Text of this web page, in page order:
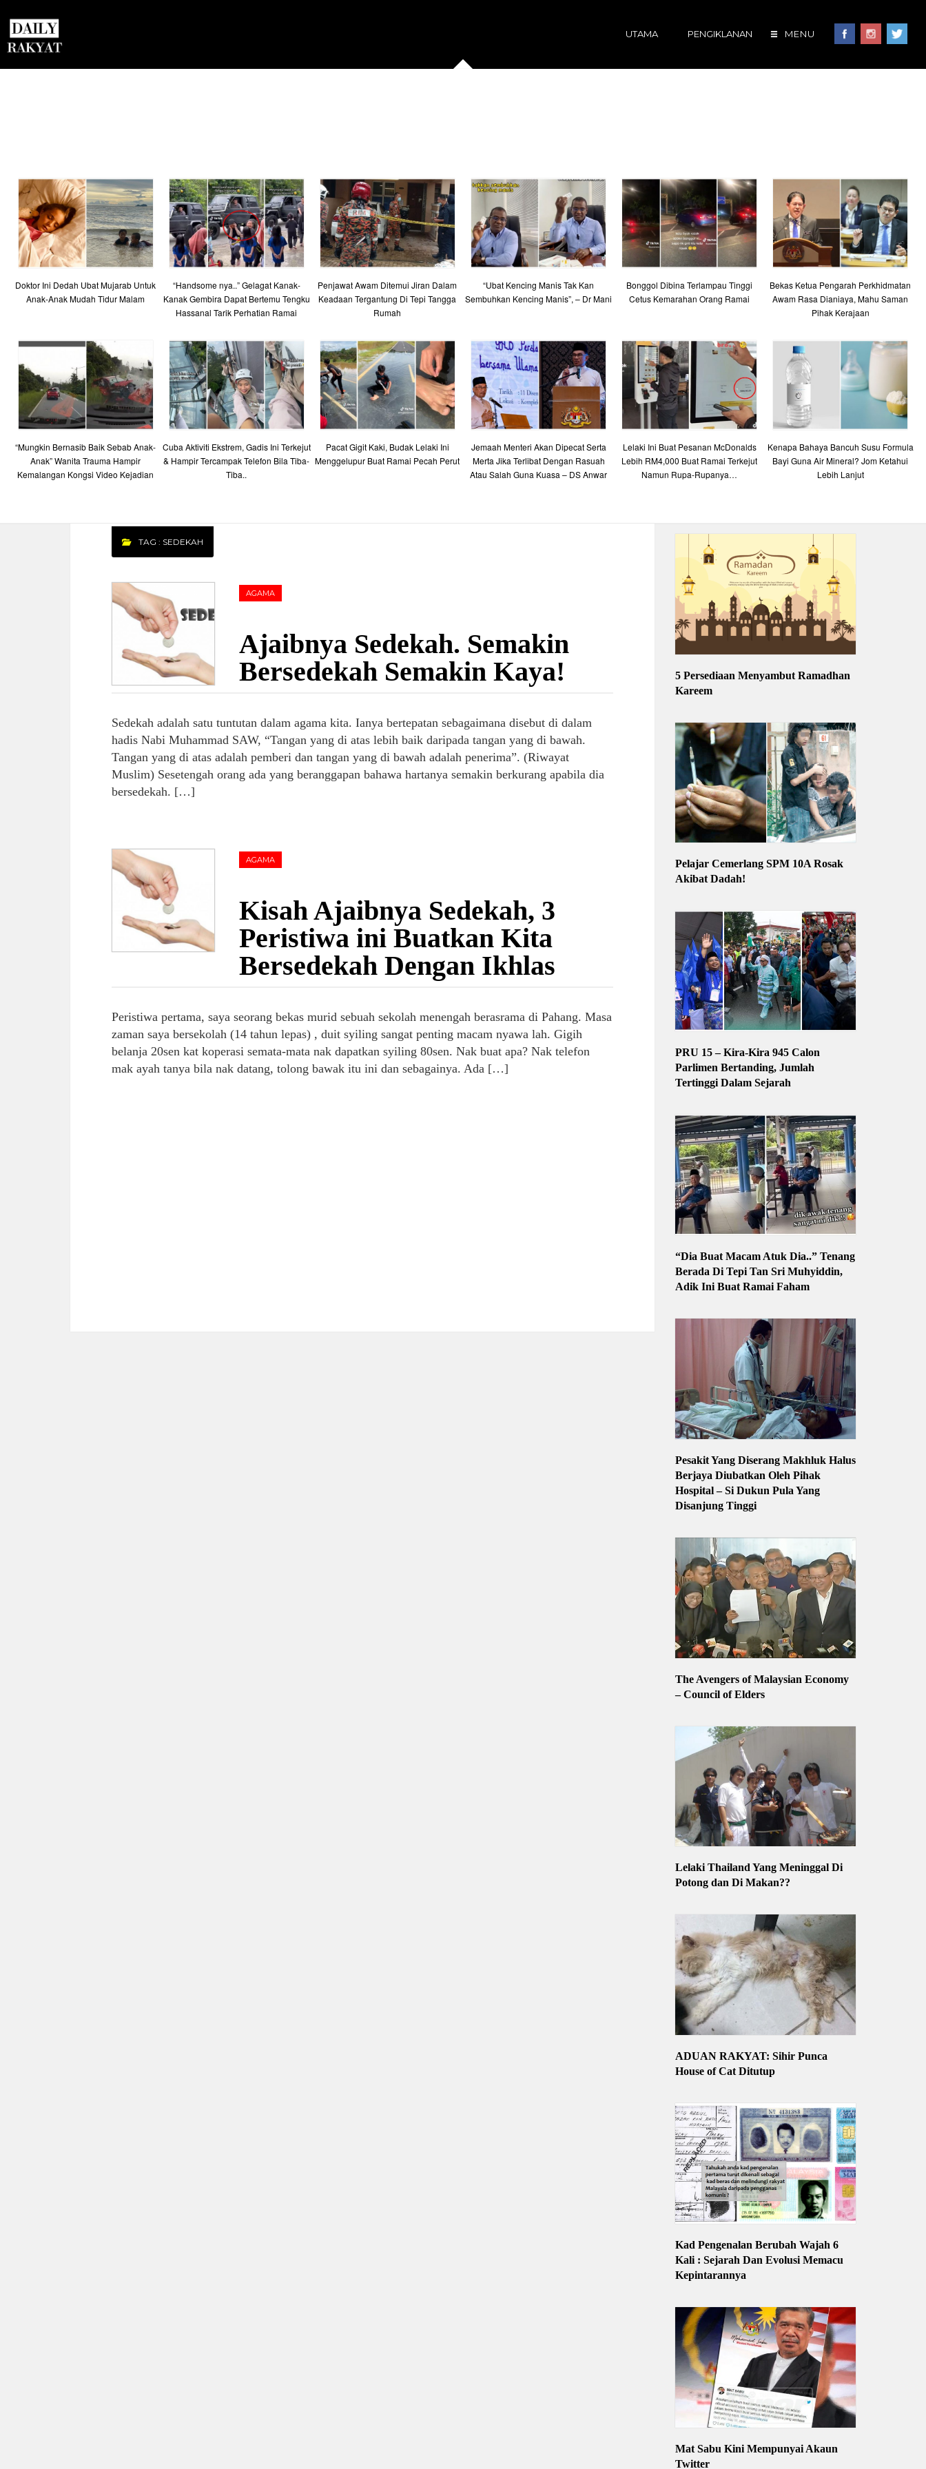
MENU
UTAMA PENGIKLANAN
Doktor Ini Dedah Ubat Mujarab Untuk
Anak-Anak Mudah Tidur Malam
“Handsome nya..” Gelagat Kanak-
Kanak Gembira Dapat Bertemu Tengku
Hassanal Tarik Perhatian Ramai
Penjawat Awam Ditemui Jiran Dalam
Keadaan Tergantung Di Tepi Tangga
Rumah
“Ubat Kencing Manis Tak Kan
Sembuhkan Kencing Manis”, – Dr Mani
Bonggol Dibina Terlampau Tinggi
Cetus Kemarahan Orang Ramai
Bekas Ketua Pengarah Perkhidmatan
Awam Rasa Dianiaya, Mahu Saman
Pihak Kerajaan
“Mungkin Bernasib Baik Sebab Anak-
Anak” Wanita Trauma Hampir
Kemalangan Kongsi Video Kejadian
Cuba Aktiviti Ekstrem, Gadis Ini Terkejut
& Hampir Tercampak Telefon Bila Tiba-
Tiba..
Pacat Gigit Kaki, Budak Lelaki Ini
Menggelupur Buat Ramai Pecah Perut
Jemaah Menteri Akan Dipecat Serta
Merta Jika Terlibat Dengan Rasuah
Atau Salah Guna Kuasa – DS Anwar
Lelaki Ini Buat Pesanan McDonalds
Lebih RM4,000 Buat Ramai Terkejut
Namun Rupa-Rupanya…
Kenapa Bahaya Bancuh Susu Formula
Bayi Guna Air Mineral? Jom Ketahui
Lebih Lanjut
TAG : SEDEKAH
AGAMA
Ajaibnya Sedekah. Semakin
Bersedekah Semakin Kaya!
Sedekah adalah satu tuntutan dalam agama kita. Ianya bertepatan sebagaimana disebut di dalam
hadis Nabi Muhammad SAW, “Tangan yang di atas lebih baik daripada tangan yang di bawah.
Tangan yang di atas adalah pemberi dan tangan yang di bawah adalah penerima”. (Riwayat
Muslim) Sesetengah orang ada yang beranggapan bahawa hartanya semakin berkurang apabila dia
bersedekah. […]
AGAMA
Kisah Ajaibnya Sedekah, 3
Peristiwa ini Buatkan Kita
Bersedekah Dengan Ikhlas
Peristiwa pertama, saya seorang bekas murid sebuah sekolah menengah berasrama di Pahang. Masa
zaman saya bersekolah (14 tahun lepas) , duit syiling sangat penting macam nyawa lah. Gigih
belanja 20sen kat koperasi semata-mata nak dapatkan syiling 80sen. Nak buat apa? Nak telefon
mak ayah tanya bila nak datang, tolong bawak itu ini dan sebagainya. Ada […]
5 Persediaan Menyambut Ramadhan
Kareem
Pelajar Cemerlang SPM 10A Rosak
Akibat Dadah!
PRU 15 – Kira-Kira 945 Calon
Parlimen Bertanding, Jumlah
Tertinggi Dalam Sejarah
“Dia Buat Macam Atuk Dia..” Tenang
Berada Di Tepi Tan Sri Muhyiddin,
Adik Ini Buat Ramai Faham
Pesakit Yang Diserang Makhluk Halus
Berjaya Diubatkan Oleh Pihak
Hospital – Si Dukun Pula Yang
Disanjung Tinggi
The Avengers of Malaysian Economy
– Council of Elders
Lelaki Thailand Yang Meninggal Di
Potong dan Di Makan??
ADUAN RAKYAT: Sihir Punca
House of Cat Ditutup
Kad Pengenalan Berubah Wajah 6
Kali : Sejarah Dan Evolusi Memacu
Kepintarannya
Mat Sabu Kini Mempunyai Akaun
Twitter